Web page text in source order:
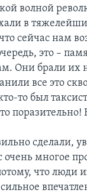
волной
в
сейчас нам
это –
Они брали их
все это
то был
сделали,
многое
что люди из